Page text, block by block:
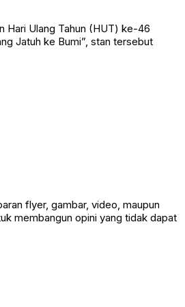
Hari Ulang Tahun (HUT) ke-46
Jatuh ke Bumi”, stan tersebut
flyer, gambar, video, maupun
membangun opini yang tidak dapat